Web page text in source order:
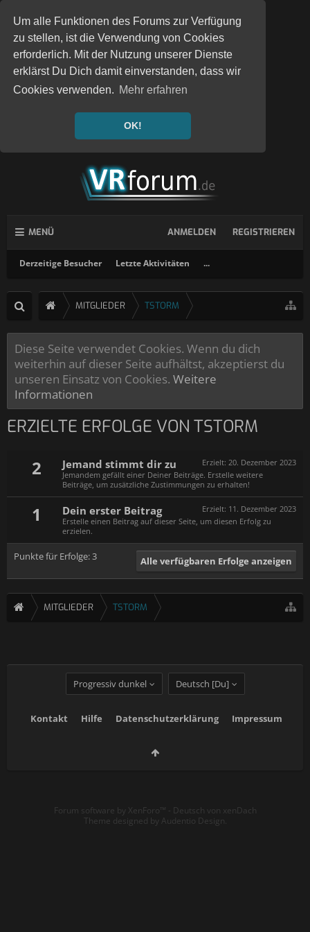
Um alle Funktionen des Forums zur Verfügung
zu stellen, ist die Verwendung von Cookies
erforderlich. Mit der Nutzung unserer Dienste
erklärst Du Dich damit einverstanden, dass wir
Cookies verwenden. Mehr erfahren
OK!
MENÜ
Derzeitige Besucher Letzte Aktivitäten ...
ANMELDEN REGISTRIEREN
MITGLIEDER TSTORM
Diese Seite verwendet Cookies. Wenn du dich
weiterhin auf dieser Seite aufhältst, akzeptierst du
unseren Einsatz von Cookies. Weitere
Informationen
ERZIELTE ERFOLGE VON TSTORM
2 Erzielt: 20. Dezember 2023
Jemand stimmt dir zu
Jemandem gefällt einer Deiner Beiträge. Erstelle weitere
Beiträge, um zusätzliche Zustimmungen zu erhalten!
1 Erzielt: 11. Dezember 2023
Dein erster Beitrag
Erstelle einen Beitrag auf dieser Seite, um diesen Erfolg zu
erzielen.
Punkte für Erfolge: 3 Alle verfügbaren Erfolge anzeigen
MITGLIEDER TSTORM
Progressiv dunkel Deutsch [Du]
Kontakt Hilfe Datenschutzerklärung Impressum
Forum software by XenForo™ - Deutsch von xenDach
Theme designed by Audentio Design.